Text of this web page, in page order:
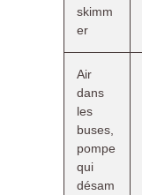
skimm
er
Air
dans
les
buses,
pompe
qui
désam